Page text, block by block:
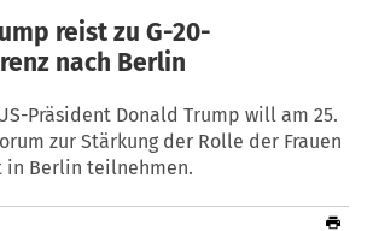
reist zu G-20-
nach Berlin
Präsident Donald Trump will am 25.
zur Stärkung der Rolle der Frauen
in Berlin teilnehmen.